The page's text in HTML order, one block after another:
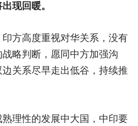
现回暖。
方高度重视对华关系，没有
略判断，愿同中方加强沟
关系尽早走出低谷，持续推
理性的发展中大国，中印要